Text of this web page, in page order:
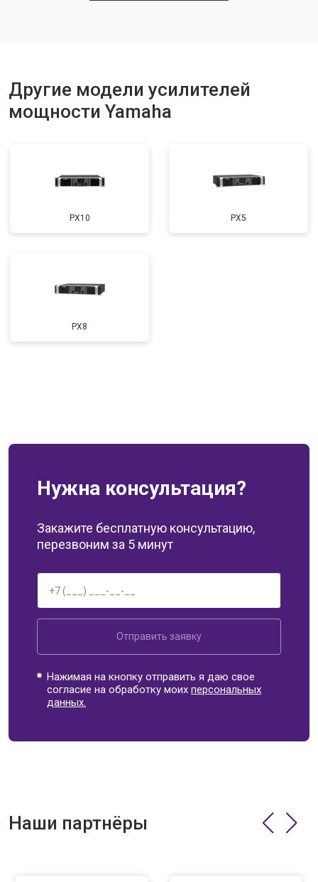
Другие модели усилителей
мощности Yamaha
PX10 PX5
PX8
Нужна консультация?
Закажите бесплатную консультацию,
перезвоним за 5 минут
Отправить заявку
Нажимая на кнопку отправить я даю свое
согласие на обработку моихперсональных
данных.
Наши партнёры